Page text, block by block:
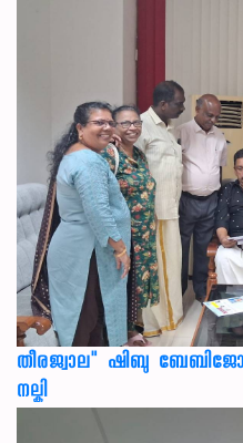
തീരജ്വാല" ഷിബു
നല്കി